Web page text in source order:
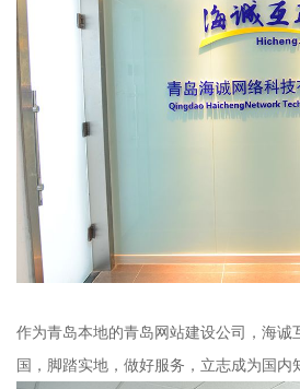
作为青岛本地的青岛网站建设公司，海诚
国，脚踏实地，做好服务，立志成为国内